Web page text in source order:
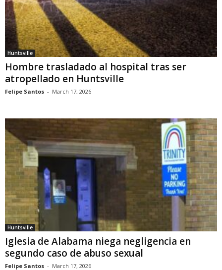
Huntsville
Hombre trasladado al hospital tras ser
atropellado en Huntsville
Felipe Santos - March 17, 2026
Huntsville
Iglesia de Alabama niega negligencia en
segundo caso de abuso sexual
Felipe Santos - March 17, 2026